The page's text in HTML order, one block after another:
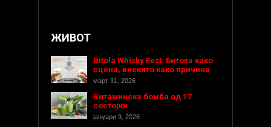
ЖИВОТ
Bitola Whisky Fest: Битола како
сцена, вискито како причина
март 31, 2026
Витаминска бомба од 17
состојки
јануари 9, 2026